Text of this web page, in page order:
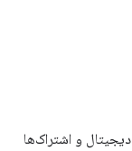
دیجیتال و اشتراک‌ها